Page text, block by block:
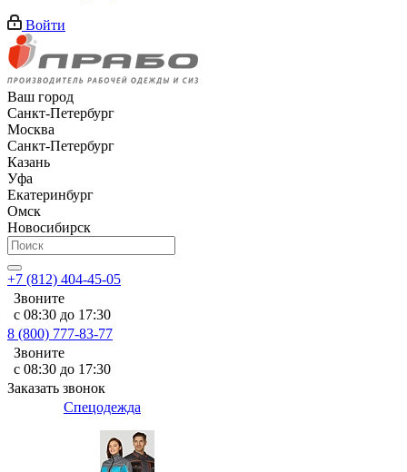
Войти
Ваш город
Санкт-Петербург
Москва
Санкт-Петербург
Казань
Уфа
Екатеринбург
Омск
Новосибирск
+7 (812) 404-45-05
Звоните
с 08:30 до 17:30
8 (800) 777-83-77
Звоните
с 08:30 до 17:30
Заказать звонок
Спецодежда